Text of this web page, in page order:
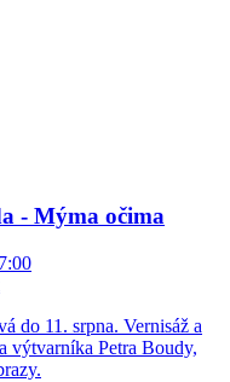
- Mýma očima
do 11. srpna. Vernisáž a
výtvarníka Petra Boudy,